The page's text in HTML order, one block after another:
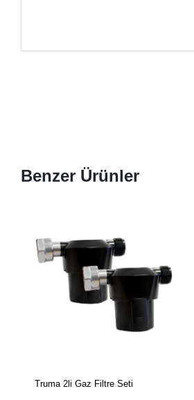
Benzer Ürünler
Truma 2li Gaz Filtre Seti